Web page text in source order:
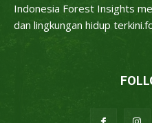
Indonesia Forest Insights
dan lingkungan hidup